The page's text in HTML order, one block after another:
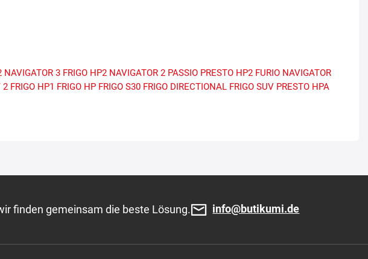
NAVIGATOR 3 FRIGO HP2 NAVIGATOR 2 PASSIO PRESTO HP2 FURIO NAVIGATOR
2 FRIGO HP1 FRIGO HP FRIGO S30 FRIGO DIRECTIONAL FRIGO SUV PRESTO HPA
finden gemeinsam die beste Lösung. info@butikumi.de